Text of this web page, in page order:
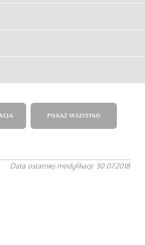
POKAŻ WSZYSTKO
Data ostatniej modyfikacji: 30.07.2018